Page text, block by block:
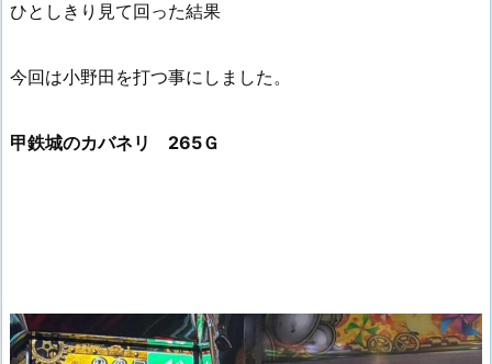
ひとしきり見て回った結果
今回は小野田を打つ事にしました。
甲鉄城のカバネリ 265Ｇ